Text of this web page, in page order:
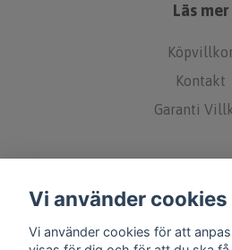
Läs mer
Kontakt
Garanti
Vi använder cookies
Vi använder cookies för att